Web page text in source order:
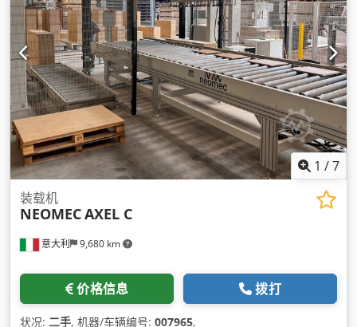
1 /7
意大利 9,680 km
装载机
NEOMECAXEL C
价格信息 拨打
状况: 二手, 机器/车辆编号: 007965,